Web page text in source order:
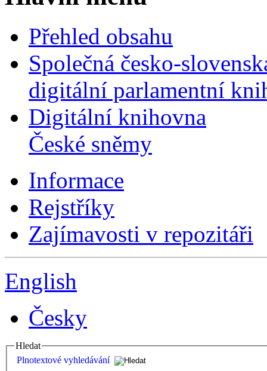
Přehled obsahu
Společná česko-
digitální parlamentní
Digitální knihovna
České sněmy
Informace
Rejstříky
Zajímavosti v repozitáři
English
Česky
Hledat
Plnotextové vyhledávání